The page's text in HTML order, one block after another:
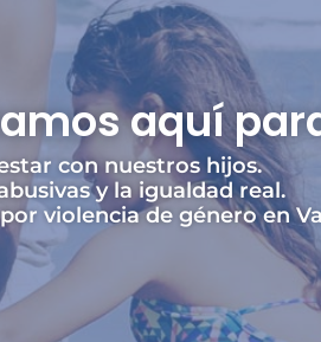
aquí
con nuestros hijos.
y la igualdad real.
violencia de género en